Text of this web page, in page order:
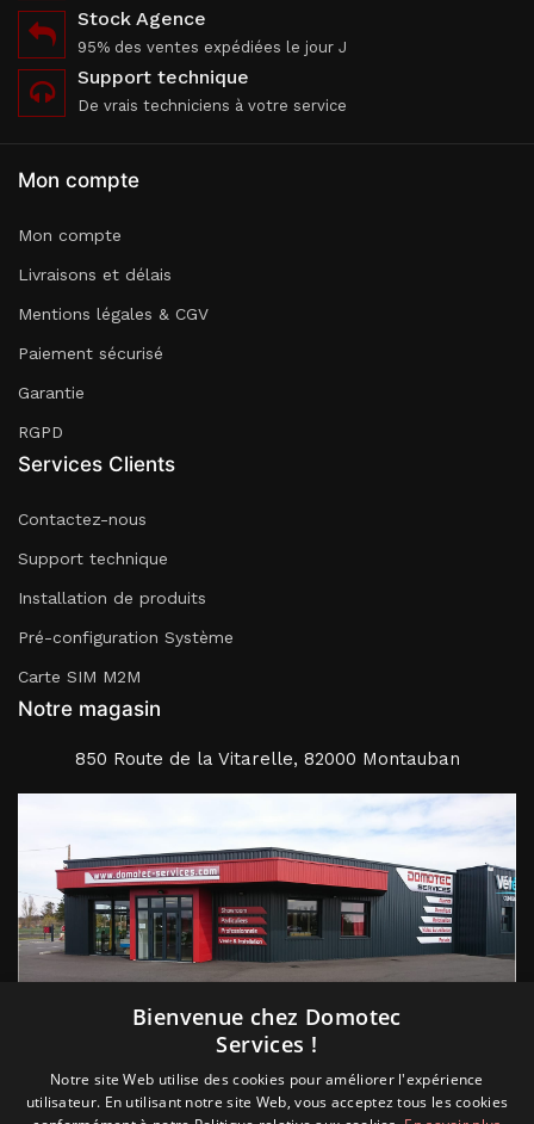
Stock Agence
95% des ventes expédiées le jour J
Support technique
De vrais techniciens à votre service
Mon compte
Mon compte
Livraisons et délais
Mentions légales & CGV
Paiement sécurisé
Garantie
RGPD
Services Clients
Contactez-nous
Support technique
Installation de produits
Pré-configuration Système
Carte SIM M2M
Notre magasin
850 Route de la Vitarelle, 82000 Montauban
Suivez nous
Bienvenue chez Domotec
Services !
Notre site Web utilise des cookies pour améliorer l'expérience
utilisateur. En utilisant notre site Web, vous acceptez tous les cookies